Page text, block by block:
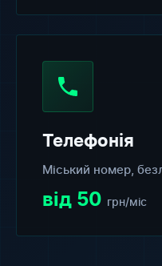
Телефонія
Міський номер,
від 50 грн/міс